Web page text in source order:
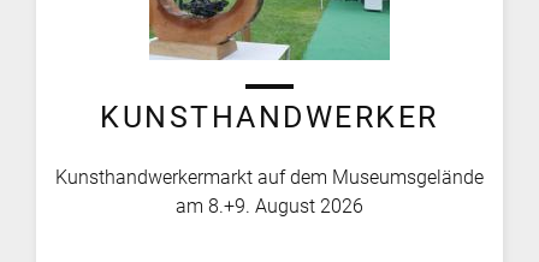
KUNSTHANDWERKER
Kunsthandwerkermarkt auf dem Museumsgelände
am 8.+9. August 2026